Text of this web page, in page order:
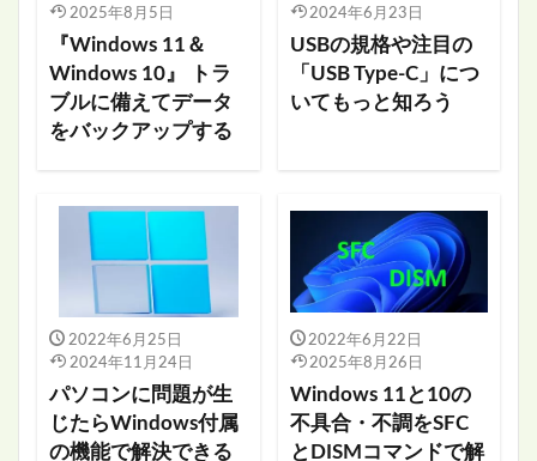
2025年8月5日
『Windows 11＆
Windows 10』 トラ
ブルに備えてデータ
をバックアップする
2024年6月23日
USBの規格や注目の
「USB Type-C」につ
いてもっと知ろう
2022年6月25日
2024年11月24日
パソコンに問題が生
じたらWindows付属
の機能で解決できる
2022年6月22日
2025年8月26日
Windows 11と10の
不具合・不調をSFC
とDISMコマンドで解